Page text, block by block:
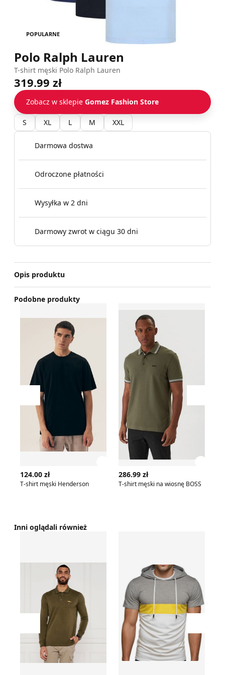
POPULARNE
Polo Ralph Lauren
T-shirt męski Polo Ralph Lauren
319.99 zł
Zobacz w sklepie Gomez Fashion Store
S XL L M XXL
Darmowa dostwa
Odroczone płatności
Wysyłka w 2 dni
Darmowy zwrot w ciągu 30 dni
Opis produktu
Podobne produkty
Przesuń w lewo
124.00 zł
T-shirt męski Henderson
286.99 zł
T-shirt męski na wiosnę BOSS
Inni oglądali również
Przesuń w lewo